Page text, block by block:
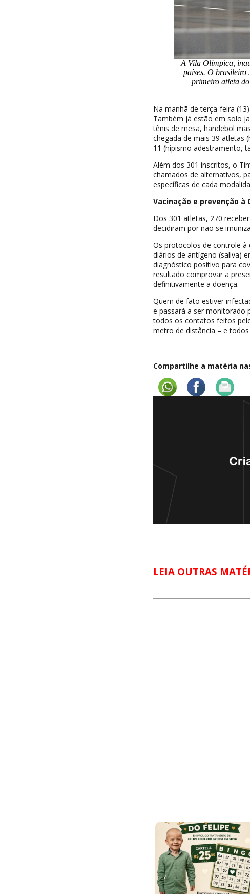
A Vila Olímpica,
países. O brasileiro
primeiro atleta
Na manhã de terça-feira
Também já estão em solo
tênis de mesa, handebol
chegada de mais 39 atletas
11 (hipismo adestramento,
Além dos 301 inscritos, o
chamados de alternativos,
específicas de cada
Vacinação e prevenção à
Dos 301 atletas, 270
decidiram por não se
Os protocolos de controle à
diários de antígeno (saliva)
diagnóstico positivo para
resultado comprovar a
definitivamente a doença.
Quem de fato estiver
e passará a ser monitorado
todos os contatos feitos
metro de distância – e
Compartilhe a matéria
LEIA OUTRAS